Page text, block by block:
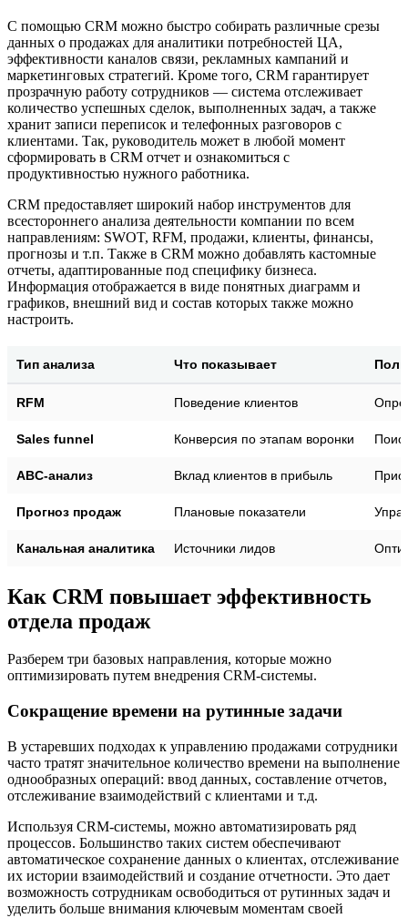
С помощью CRM можно быстро собирать различные срезы
данных о продажах для аналитики потребностей ЦА,
эффективности каналов связи, рекламных кампаний и
маркетинговых стратегий. Кроме того, CRM гарантирует
прозрачную работу сотрудников — система отслеживает
количество успешных сделок, выполненных задач, а также
хранит записи переписок и телефонных разговоров с
клиентами. Так, руководитель может в любой момент
сформировать в CRM отчет и ознакомиться с
продуктивностью нужного работника.
CRM предоставляет широкий набор инструментов для
всестороннего анализа деятельности компании по всем
направлениям: SWOT, RFM, продажи, клиенты, финансы,
прогнозы и т.п. Также в CRM можно добавлять кастомные
отчеты, адаптированные под специфику бизнеса.
Информация отображается в виде понятных диаграмм и
графиков, внешний вид и состав которых также можно
настроить.
Тип анализа Что показывает
RFM Поведение клиентов
Sales funnel Конверсия по этапам воронки
ABC-анализ Вклад клиентов в прибыль
Прогноз продаж Плановые показатели
Канальная аналитика Источники лидов
Как CRM повышает эффективность
отдела продаж
Разберем три базовых направления, которые можно
оптимизировать путем внедрения CRM-системы.
Сокращение времени на рутинные задачи
В устаревших подходах к управлению продажами сотрудники
часто тратят значительное количество времени на выполнение
однообразных операций: ввод данных, составление отчетов,
отслеживание взаимодействий с клиентами и т.д.
Используя CRM-системы, можно автоматизировать ряд
процессов. Большинство таких систем обеспечивают
автоматическое сохранение данных о клиентах, отслеживание
их истории взаимодействий и создание отчетности. Это дает
возможность сотрудникам освободиться от рутинных задач и
уделить больше внимания ключевым моментам своей